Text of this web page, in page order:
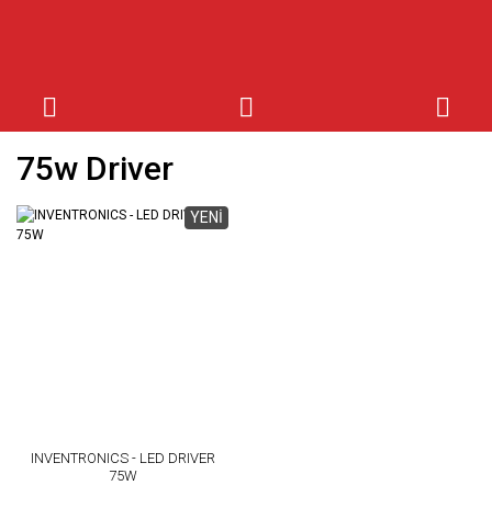
75w Driver
YENİ
INVENTRONICS - LED DRIVER
75W